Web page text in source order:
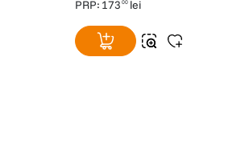
PRP: 173 00 lei